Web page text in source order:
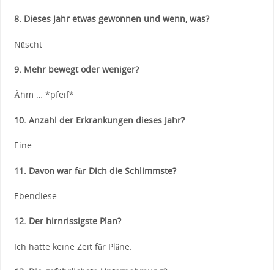
8. Dieses Jahr etwas gewonnen und wenn, was?
Nüscht
9. Mehr bewegt oder weniger?
Ähm … *pfeif*
10. Anzahl der Erkrankungen dieses Jahr?
Eine
11. Davon war für Dich die Schlimmste?
Ebendiese
12. Der hirnrissigste Plan?
Ich hatte keine Zeit für Pläne.